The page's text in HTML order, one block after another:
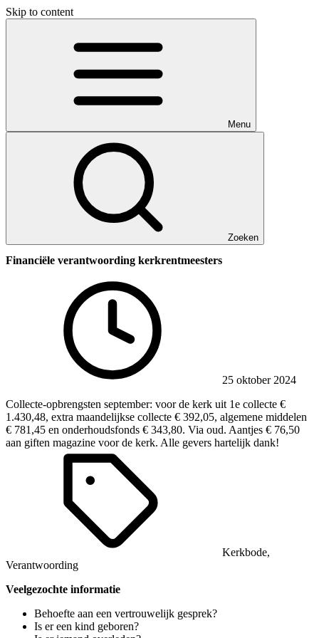
Skip to content
Menu
Zoeken
Financiële verantwoording kerkrentmeesters
25 oktober 2024
Collecte-opbrengsten september: voor de kerk uit 1e collecte €
1.430,48, extra maandelijkse collecte € 392,05, algemene middelen
€ 781,45 en onderhoudsfonds € 343,80. Via oud. Aantjes € 76,50
aan giften magazine voor de kerk. Alle gevers hartelijk dank!
Kerkbode,
Verantwoording
Veelgezochte informatie
Behoefte aan een vertrouwelijk gesprek?
Is er een kind geboren?